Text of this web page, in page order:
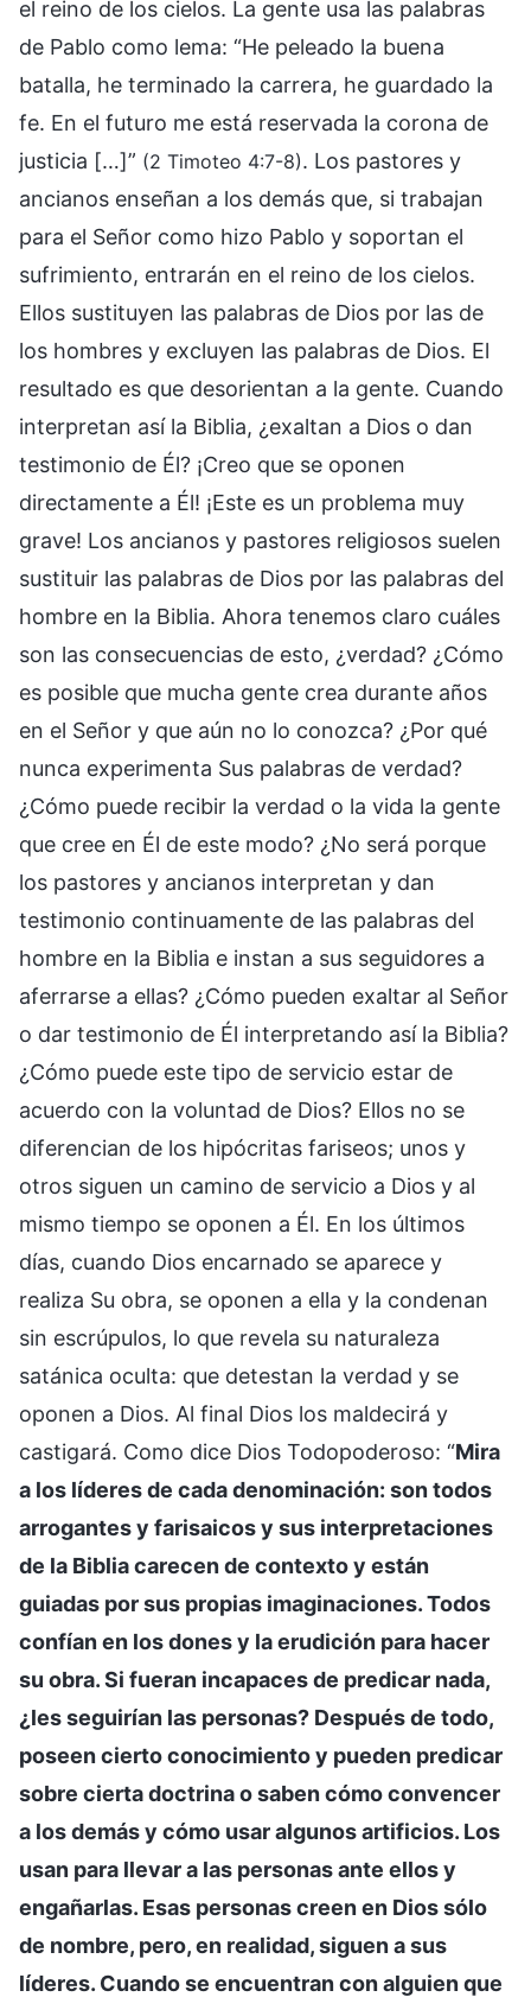
el reino de los cielos. La gente usa las palabras
de Pablo como lema: “He peleado la buena
batalla, he terminado la carrera, he guardado la
fe. En el futuro me está reservada la corona de
justicia […]” (2 Timoteo 4:7-8). Los pastores y
ancianos enseñan a los demás que, si trabajan
para el Señor como hizo Pablo y soportan el
sufrimiento, entrarán en el reino de los cielos.
Ellos sustituyen las palabras de Dios por las de
los hombres y excluyen las palabras de Dios. El
resultado es que desorientan a la gente. Cuando
interpretan así la Biblia, ¿exaltan a Dios o dan
testimonio de Él? ¡Creo que se oponen
directamente a Él! ¡Este es un problema muy
grave! Los ancianos y pastores religiosos suelen
sustituir las palabras de Dios por las palabras del
hombre en la Biblia. Ahora tenemos claro cuáles
son las consecuencias de esto, ¿verdad? ¿Cómo
es posible que mucha gente crea durante años
en el Señor y que aún no lo conozca? ¿Por qué
nunca experimenta Sus palabras de verdad?
¿Cómo puede recibir la verdad o la vida la gente
que cree en Él de este modo? ¿No será porque
los pastores y ancianos interpretan y dan
testimonio continuamente de las palabras del
hombre en la Biblia e instan a sus seguidores a
aferrarse a ellas? ¿Cómo pueden exaltar al Señor
o dar testimonio de Él interpretando así la Biblia?
¿Cómo puede este tipo de servicio estar de
acuerdo con la voluntad de Dios? Ellos no se
diferencian de los hipócritas fariseos; unos y
otros siguen un camino de servicio a Dios y al
mismo tiempo se oponen a Él. En los últimos
días, cuando Dios encarnado se aparece y
realiza Su obra, se oponen a ella y la condenan
sin escrúpulos, lo que revela su naturaleza
satánica oculta: que detestan la verdad y se
oponen a Dios. Al final Dios los maldecirá y
castigará. Como dice Dios Todopoderoso: “Mira
a los líderes de cada denominación: son todos
arrogantes y farisaicos y sus interpretaciones
de la Biblia carecen de contexto y están
guiadas por sus propias imaginaciones. Todos
confían en los dones y la erudición para hacer
su obra. Si fueran incapaces de predicar nada,
¿les seguirían las personas? Después de todo,
poseen cierto conocimiento y pueden predicar
sobre cierta doctrina o saben cómo convencer
a los demás y cómo usar algunos artificios. Los
usan para llevar a las personas ante ellos y
engañarlas. Esas personas creen en Dios sólo
de nombre, pero, en realidad, siguen a sus
líderes. Cuando se encuentran con alguien que